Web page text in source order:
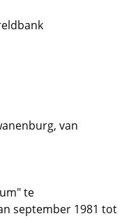
van
te
september 1981 tot